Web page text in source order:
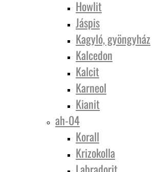
Howlit
Jáspis
Kagyló, gyöngyház
Kalcedon
Kalcit
Karneol
Kianit
ah-04
Korall
Krizokolla